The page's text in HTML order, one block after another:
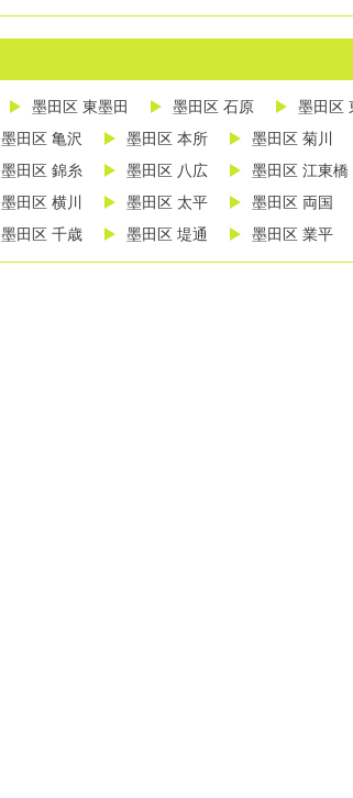
墨田区 東墨田 墨田区 石原
墨田区
墨田区 亀沢 墨田区 本所 墨田区 菊川
墨田区 錦糸 墨田区 八広
墨田区 江東橋
墨田区 横川 墨田区 太平
墨田区 両国
墨田区 千歳 墨田区 堤通 墨田区 業平